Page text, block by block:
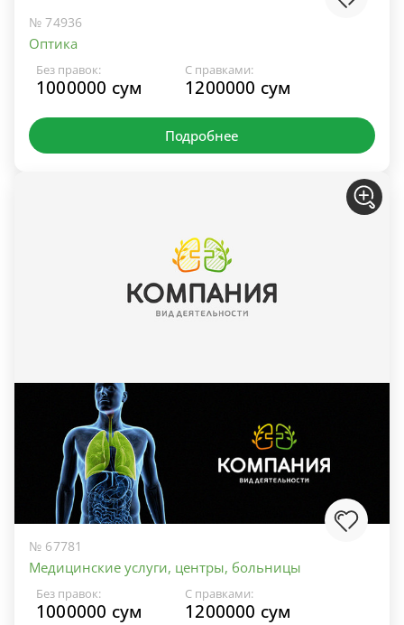
№ 74936
Оптика
Без правок:
1000000 сум
С правками:
1200000 сум
Подробнее
№ 67781
Медицинские услуги, центры, больницы
Без правок:
1000000 сум
С правками:
1200000 сум